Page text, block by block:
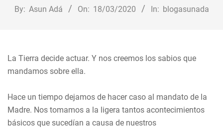
By: Asun Adá On: 18/03/2020 In: blogasunada
La Tierra decide actuar. Y nos creemos los sabios que
mandamos sobre ella.
Hace un tiempo dejamos de hacer caso al mandato de la
Madre. Nos tomamos a la ligera tantos acontecimientos
básicos que sucedían a causa de nuestros